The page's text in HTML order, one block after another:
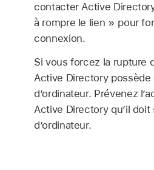
contacter Active
à rompre le lien » pour
connexion.
Si vous forcez la rupture
Active Directory
d’ordinateur. Prévenez
Active Directory qu’il
d’ordinateur.